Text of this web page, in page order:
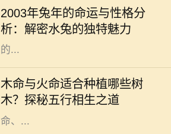
2003年兔年的命运与性格分
析：解密水兔的独特魅力
兔”。水兔的特性受水的影响，个性
温和、灵活多变，给人一种温润如玉
的...
木命与火命适合种植哪些树
木？探秘五行相生之道
木命和火命是中国五行学说中的两个
重要概念，它们不仅影响着一个人的
性格与命运，还与植物的选择息息相
关。在中华文化中，树木代表着生
命、...
在五行学说中，命理的分类通常依据